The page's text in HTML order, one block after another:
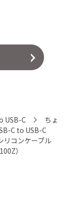
USB-C
ちょ
C to USB-C
リコンケーブル
）